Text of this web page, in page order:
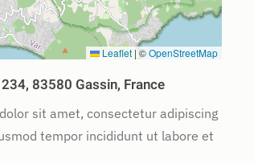
Leaflet | ©OpenStreetMap
83580 Gassin, France
sit amet, consectetur adipiscing
tempor incididunt ut labore et